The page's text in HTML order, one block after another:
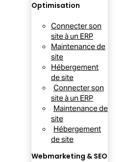
Optimisation
Connecter son
site à un ERP
Maintenance de
site
Hébergement
de site
Connecter son
site à un ERP
Maintenance de
site
Hébergement
de site
Webmarketing & SEO